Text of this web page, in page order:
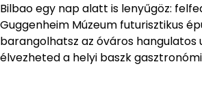
Bilbao egy nap alatt is lenyűgöz:
Guggenheim Múzeum futurisztikus
barangolhatsz az óváros hangulatos
élvezheted a helyi baszk